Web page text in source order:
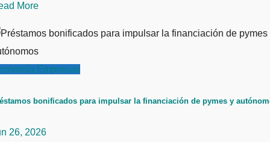
More
Empresas
bonificados para impulsar la financiación de pymes y
26, 2026